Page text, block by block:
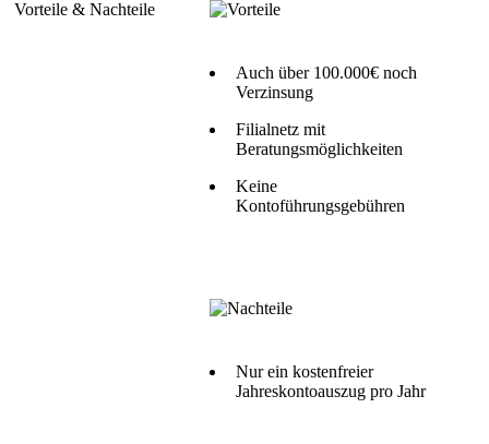
Auch über 100.000€ noch
Verzinsung
Filialnetz mit
Beratungsmöglichkeiten
Keine
Kontoführungsgebühren
Nur ein kostenfreier
Jahreskontoauszug pro Jahr